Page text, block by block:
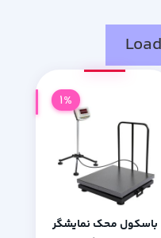
باسکول محک نمایشگر
1%